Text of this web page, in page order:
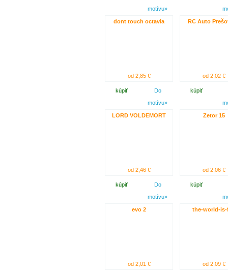
motívu»
dont touch octavia
od 2,85 €
kúpiť
Do
motívu»
RC Auto
od 2,02 €
kúpiť
LORD VOLDEMORT
od 2,46 €
kúpiť
Do
motívu»
Zetor 15
od 2,06 €
kúpiť
evo 2
od 2,01 €
the-world-is-
od 2,09 €